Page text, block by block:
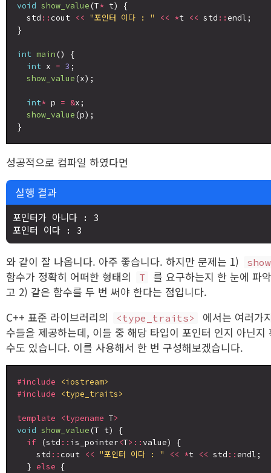
void show_value (T* t) {
  std
::cout << "포인터 이다 : " << *t << std ::endl;
}
int main () {
int x = 3 ;
show_value (x);
int* p = &x;
show_value (p);
성공적으로 컴파일 하였다면
실행 결과
포인터가 아니다 : 3
와 같이 잘 나옵니다. 아주 좋습니다. 하지만 문제는 1)
함수가 정확히 어떠한 형태의 T
를 요구하는지 한 눈에 파
고 2) 같은 함수를 두 번 써야 한다는 점입니다.
C++ 표준 라이브러리의
<type_traits>
에서는 여러가
수들을 제공하는데, 이들 중 해당 타입이 포인터 인지 아닌지
수도 있습니다. 이를 사용해서 한 번 구성해보겠습니다.
#include
<iostream>
#include
<type_traits>
template <typename T>
void show_value (T t) {
if (std :: is_pointer<T>::value) {
    std
::cout << "포인터 이다 : " << *t << std ::endl;
  }
else {